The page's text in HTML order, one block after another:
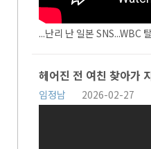
...난리 난 일본 SNS...WBC
헤어진 전 여친 찾아가
임정남 2026-02-27